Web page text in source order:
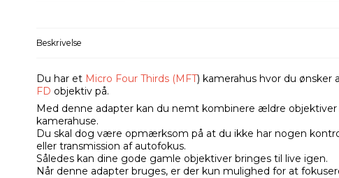
Beskrivelse
Du har et Micro Four Thirds (MFT) kamerahus hvor du
FD objektiv på.
Med denne adapter kan du nemt kombinere ældre
kamerahuse.
Du skal dog være opmærksom på at du ikke har nogen
eller transmission af autofokus.
Således kan dine gode gamle objektiver bringes til live igen.
Når denne adapter bruges, er der kun mulighed for at